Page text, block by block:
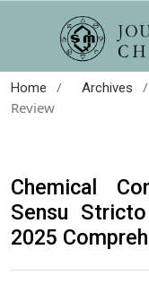
Home / Archives /
Review
Chemical
Sensu
2025